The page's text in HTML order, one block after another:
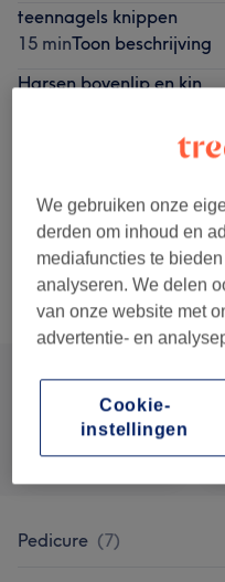
teennagels knippen
15 minToon beschrijving
Harsen bovenlip en kin
Harsen kin of lip
15 minToon beschrijving
Alle behandelingen
Alle
Pedicure (7)
We gebruiken onze
derden om inhoud en
mediafuncties te
analyseren. We delen
van onze website met
advertentie- en
Cookie-
instellingen